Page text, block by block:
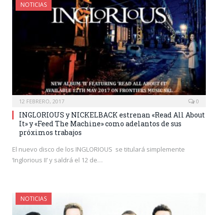
NOTICIAS
12 FEBRERO, 2017 0
INGLORIOUS y NICKELBACK estrenan «Read All About
It» y «Feed The Machine» como adelantos de sus
próximos trabajos
El nuevo disco de los INGLORIOUS se titulará simplemente
‘Inglorious II’ y saldrá el 12 de…
NOTICIAS